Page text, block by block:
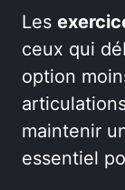
Les
ceux qui
option
maintenir
essentiel